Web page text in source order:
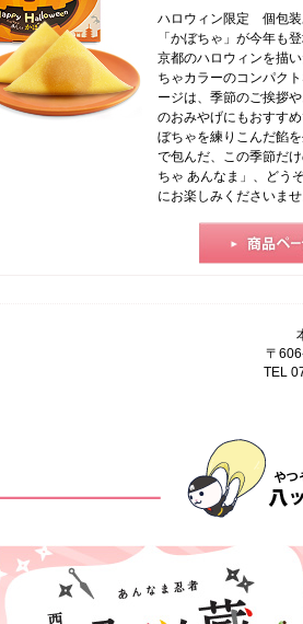
ハロウィン限定 個包装
「かぼちゃ」が今年も
京都のハロウィンを描
ちゃカラーのコンパク
ージは、季節のご挨拶
のおみやげにもおすす
ぼちゃを練りこんだ餡
で包んだ、この季節だ
ちゃ あんなま」、どう
にお楽しみくださいませ
〒
TEL